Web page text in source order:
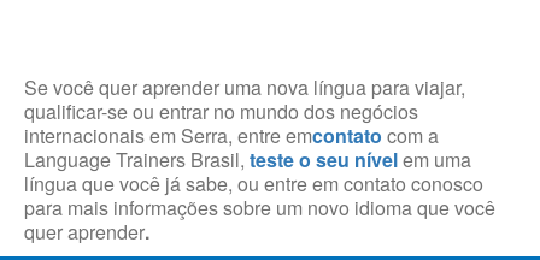
Se você quer aprender uma nova língua para viajar,
qualificar-se ou entrar no mundo dos negócios
internacionais em Serra, entre emcontato com a
Language Trainers Brasil, teste o seu nívelem uma
língua que você já sabe, ou entre em contato conosco
para mais informações sobre um novo idioma que você
quer aprender.